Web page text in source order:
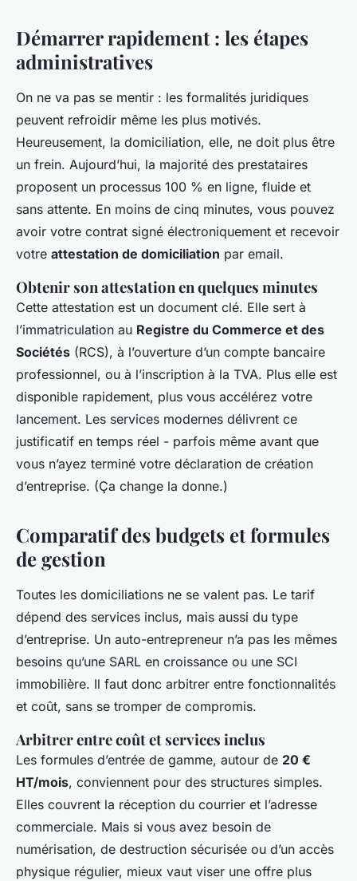
Démarrer rapidement : les étapes
administratives
On ne va pas se mentir : les formalités juridiques
peuvent refroidir même les plus motivés.
Heureusement, la domiciliation, elle, ne doit plus être
un frein. Aujourd’hui, la majorité des prestataires
proposent un processus 100 % en ligne, fluide et
sans attente. En moins de cinq minutes, vous pouvez
avoir votre contrat signé électroniquement et recevoir
votre attestation de domiciliation par email.
Obtenir son attestation en quelques minutes
Cette attestation est un document clé. Elle sert à
l’immatriculation au Registre du Commerce et des
Sociétés (RCS), à l’ouverture d’un compte bancaire
professionnel, ou à l’inscription à la TVA. Plus elle est
disponible rapidement, plus vous accélérez votre
lancement. Les services modernes délivrent ce
justificatif en temps réel - parfois même avant que
vous n’ayez terminé votre déclaration de création
d’entreprise. (Ça change la donne.)
Comparatif des budgets et formules
de gestion
Toutes les domiciliations ne se valent pas. Le tarif
dépend des services inclus, mais aussi du type
d’entreprise. Un auto-entrepreneur n’a pas les mêmes
besoins qu’une SARL en croissance ou une SCI
immobilière. Il faut donc arbitrer entre fonctionnalités
et coût, sans se tromper de compromis.
Arbitrer entre coût et services inclus
Les formules d’entrée de gamme, autour de 20 €
HT/mois, conviennent pour des structures simples.
Elles couvrent la réception du courrier et l’adresse
commerciale. Mais si vous avez besoin de
numérisation, de destruction sécurisée ou d’un accès
physique régulier, mieux vaut viser une offre plus